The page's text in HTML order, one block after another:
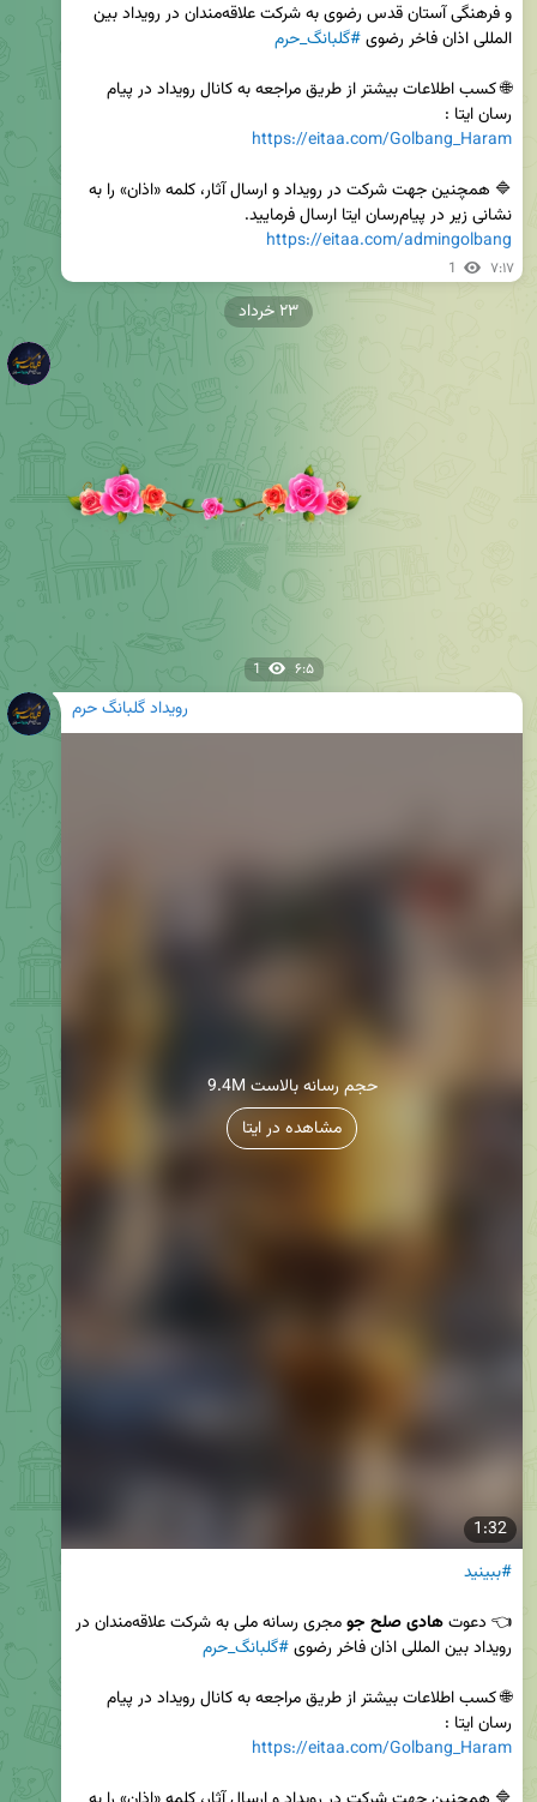
المللی اذان فاخر رضوی #گلبانگ_حرم
رسان ایتا :
https://eitaa.com/Golbang_Haram
نشانی زیر در پیام‌رسان ایتا ارسال فرمایید.
https://eitaa.com/admingolbang
1 ۷:۱۷
1 ۶:۵
۲۳ خرداد
رویداد گلبانگ حرم
1:32
9.4M حجم رسانه بالاست
مشاهده در ایتا
#ببینید
👈 دعوت هادی صلح جو
رویداد بین المللی اذان فاخر رضوی #گلبانگ_حرم
رسان ایتا :
https://eitaa.com/Golbang_Haram